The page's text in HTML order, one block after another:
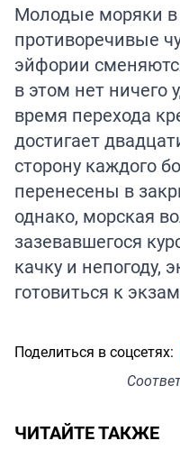
Молодые моряки
противоречивые
эйфории
в этом нет ничего
время перехода
достигает
сторону каждого
перенесены в
однако, морская
зазевавшегося
качку и непогоду,
готовиться к
Поделиться в соцсетях:
ЧИТАЙТЕ ТАКЖЕ